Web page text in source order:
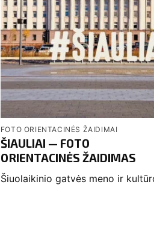
FOTO ORIENTACINĖS ŽAIDIMAI
ŠIAULIAI — FOTO
ORIENTACINĖS ŽAIDIMAS
Šiuolaikinio gatvės meno ir